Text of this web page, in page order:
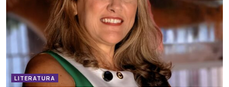
LITERATURA